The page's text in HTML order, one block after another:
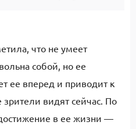
что не умеет
собой, но ее
ее вперед и приводит к
зрители видят сейчас. По
в ее жизни —